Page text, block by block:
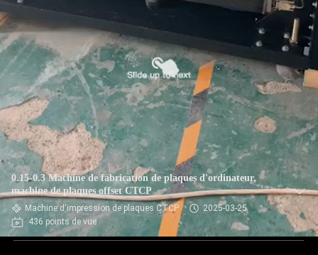
0.15-0.3 Machine de fabrication de plaques d'ordinateur,
machine de plaques offset CTCP
Machine d'impression de plaques CTCP
2025-03-25
436 points de vue